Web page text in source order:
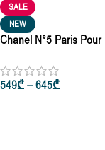
SALE
NEW
Chanel N°5 Paris
549₾–645₾